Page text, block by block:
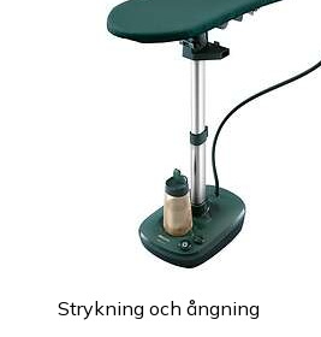
Strykning och ångning